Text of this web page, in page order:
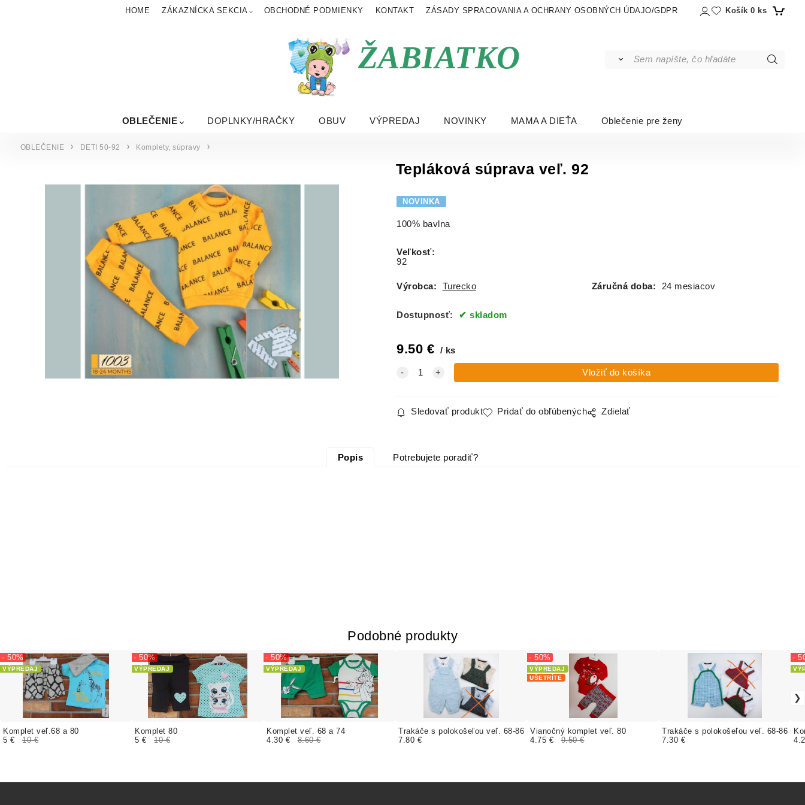
HOME ZÁKAZNÍCKA SEKCIA OBCHODNÉ PODMIENKY KONTAKT ZÁSADY SPRACOVANIA A OCHRANY OSOBNÝCH ÚDAJO/GDPR Košík 0 ks
ŽABIATKO
OBLEČENIE DOPLNKY/HRAČKY OBUV VÝPREDAJ NOVINKY MAMA A DIEŤA Oblečenie pre ženy
OBLEČENIE DETI 50-92 Komplety, súpravy
Tepláková súprava veľ. 92
NOVINKA
100% bavlna
Veľkosť:
92
Výrobca: Turecko Záručná doba: 24 mesiacov
Dostupnosť: skladom
9.50 € ks
Sledovať produkt Pridať do obľúbených Zdielať
Popis Potrebujete poradiť?
Podobné produkty
Komplet veľ.68 a 80
VÝPREDAJ
- 50%
5 € 10 €
Komplet 80
VÝPREDAJ
- 50%
5 € 10 €
Komplet veľ. 68 a 74
VÝPREDAJ
- 50%
4.30 € 8.60 €
Trakáče s polokošeľou veľ. 68-86
7.80 €
Vianočný komplet veľ. 80
VÝPREDAJ
UŠETRÍTE
- 50%
4.75 € 9.50 €
Trakáče s polokošeľou veľ. 68-86
7.30 €
-